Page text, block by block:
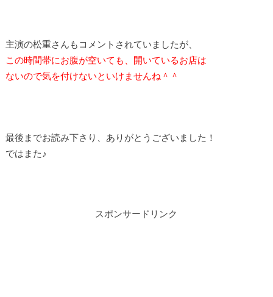
主演の松重さんもコメントされていましたが、
この時間帯にお腹が空いても、開いているお店は
ないので気を付けないといけませんね＾＾
最後までお読み下さり、ありがとうございました！
ではまた♪
スポンサードリンク